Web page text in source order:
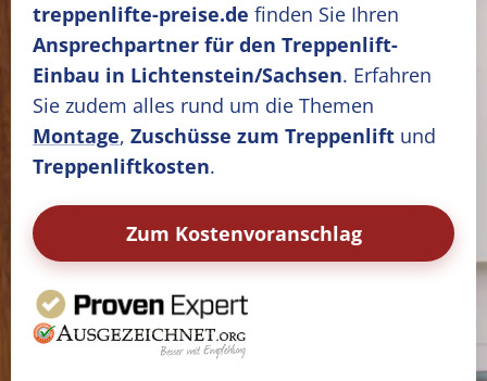
treppenlifte-preise.de finden Sie Ihren
Ansprechpartner für den Treppenlift-
Einbau in Lichtenstein/Sachsen. Erfahren
Sie zudem alles rund um die Themen
Montage, Zuschüsse zum Treppenlift und
Treppenliftkosten.
Zum Kostenvoranschlag